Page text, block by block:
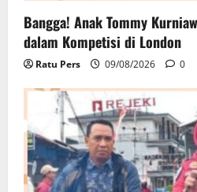
Bangga! Anak Tommy
dalam Kompetisi di London
Ratu Pers 09/08/2026 0